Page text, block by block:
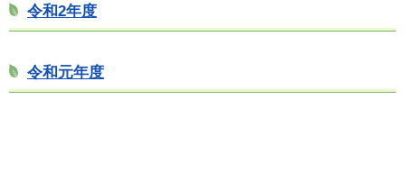
令和2年度
令和元年度